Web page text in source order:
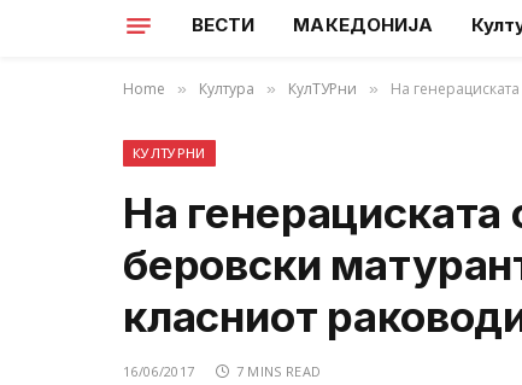
ВЕСТИ МАКЕДОНИЈА
Home » Култура » КулТУРни » На
КУЛТУРНИ
На генерациската
беровски
класниот
16/06/2017 7 MINS READ